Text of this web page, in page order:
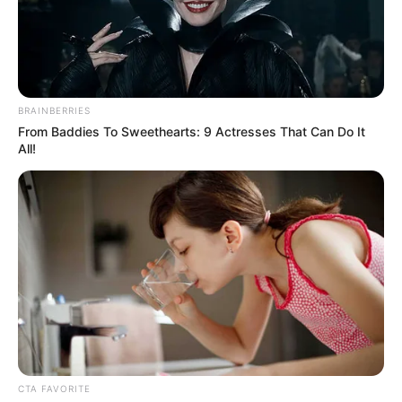
Men Are Ditching $80 Viagra For This 87¢ Blue Pill
FRIDAY PLANS
BRAINBERRIES
From Baddies To Sweethearts: 9 Actresses That Can Do It
All!
CTA FAVORITE